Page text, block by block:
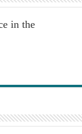
in the